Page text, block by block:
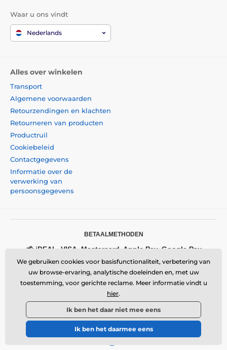
Waar u ons vindt
Nederlands
Alles over winkelen
Transport
Algemene voorwaarden
Retourzendingen en klachten
Retourneren van producten
Productruil
Cookiebeleid
Contactgegevens
Informatie over de
verwerking van
persoonsgegevens
BETAALMETHODEN
💳 iDEAL, VISA, Mastercard, Apple Pay, Google Pay
LOGISTIEK
📦GLS- Officiële logistieke partner
Momanio s.r.o.
VAT: CZ09604707
We gebruiken cookies voor basisfunctionaliteit, verbetering van
uw browse-ervaring, analytische doeleinden en, met uw
toestemming, voor gerichte reclame. Meer informatie vindt u
hier.
Ik ben het daar niet mee eens
Ik ben het daarmee eens